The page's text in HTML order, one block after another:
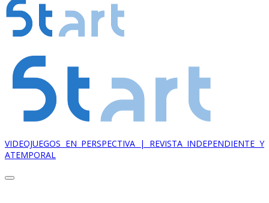
VIDEOJUEGOS EN PERSPECTIVA | REVISTA INDEPENDIENTE Y
ATEMPORAL